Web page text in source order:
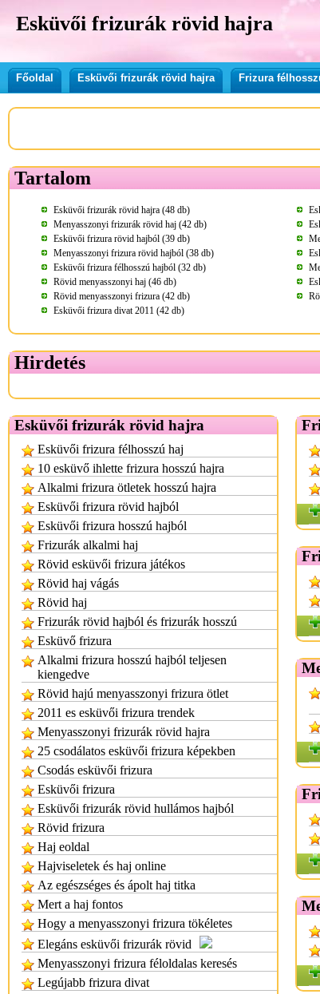
Esküvői frizurák rövid hajra
Főoldal Esküvői frizurák rövid hajra Frizura
Tartalom
Esküvői frizurák rövid hajra (48 db)
Menyasszonyi frizurák rövid haj (42 db)
Esküvői frizura rövid hajból (39 db)
Menyasszonyi frizura rövid hajból (38 db)
Esküvői frizura félhosszú hajból (32 db)
Rövid menyasszonyi haj (46 db)
Rövid menyasszonyi frizura (42 db)
Esküvői frizura divat 2011 (42 db)
Hirdetés
Esküvői frizurák rövid hajra
Esküvői frizura félhosszú haj
10 esküvő ihlette frizura hosszú hajra
Alkalmi frizura ötletek hosszú hajra
Esküvői frizura rövid hajból
Esküvői frizura hosszú hajból
Frizurák alkalmi haj
Rövid esküvői frizura játékos
Rövid haj vágás
Rövid haj
Frizurák rövid hajból és frizurák hosszú
Esküvő frizura
Alkalmi frizura hosszú hajból teljesen
kiengedve
Rövid hajú menyasszonyi frizura ötlet
2011 es esküvői frizura trendek
Menyasszonyi frizurák rövid hajra
25 csodálatos esküvői frizura képekben
Csodás esküvői frizura
Esküvői frizura
Esküvői frizurák rövid hullámos hajból
Rövid frizura
Haj eoldal
Hajviseletek és haj online
Az egészséges és ápolt haj titka
Mert a haj fontos
Hogy a menyasszonyi frizura tökéletes
Elegáns esküvői frizurák rövid
Menyasszonyi frizura féloldalas keresés
Legújabb frizura divat